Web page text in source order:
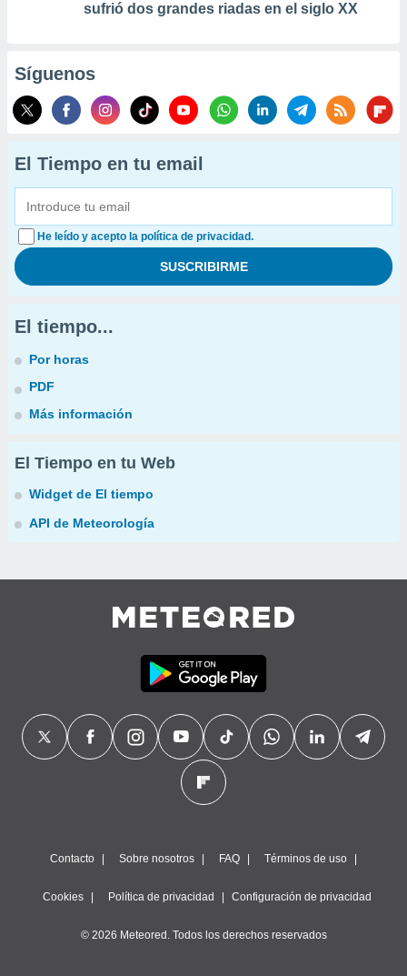
sufrió dos grandes riadas en el siglo XX
Síguenos
El Tiempo en tu email
He leído y acepto la política de privacidad.
El tiempo...
Por horas
PDF
Más información
El Tiempo en tu Web
Widget de El tiempo
API de Meteorología
Contacto Sobre nosotros FAQ Términos de uso
Cookies Política de privacidad Configuración de privacidad
© 2026 Meteored. Todos los derechos reservados